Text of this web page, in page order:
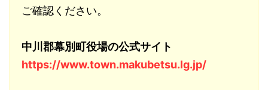
ご確認ください。
中川郡幕別町役場の公式サイト
https://www.town.makubetsu.lg.jp/